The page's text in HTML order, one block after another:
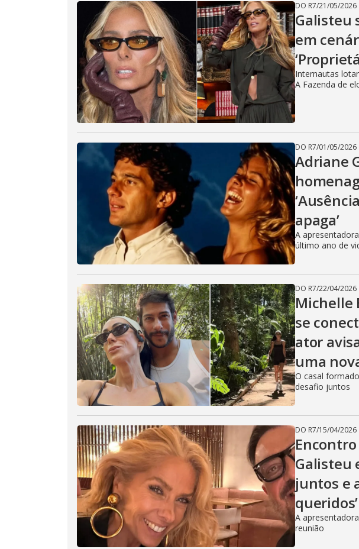
DO R7/21/05/2026
Galisteu
em
Internautas
A Fazenda de
DO R7/01/05/2026
Adriane
apaga’
A
último ano de
DO R7/22/04/2026
Michelle
se
ator
uma
O casal
desafio juntos
DO R7/15/04/2026
Galisteu
juntos e
queridos’
A
reunião